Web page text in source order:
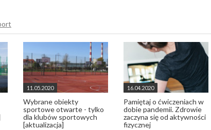
11.05.2020
Wybrane obiekty
sportowe otwarte - tylko
dla klubów sportowych
[aktualizacja]
16.04.2020
Pamiętaj o ćwiczeniach w
dobie pandemii. Zdrowie
zaczyna się od aktywności
fizycznej